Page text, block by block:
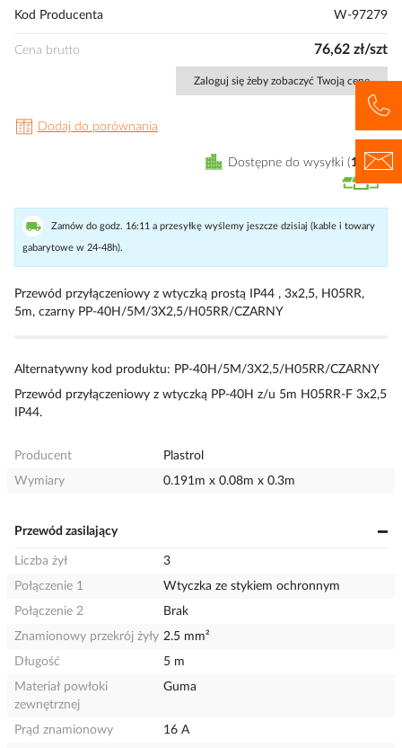
Kod Producenta
W-97279
Cena brutto 76,62 zł/szt
Zaloguj się żeby zobaczyć Twoją cenę
Dodaj do porównania
Dostępne do wysyłki 15 szt
Zamów do godz. 16:11 a przesyłkę wyślemy jeszcze dzisiaj (kable i towary
gabarytowe w 24-48h).
Przewód przyłączeniowy z wtyczką prostą IP44 , 3x2,5, H05RR,
5m, czarny PP-40H/5M/3X2,5/H05RR/CZARNY
Alternatywny kod produktu: PP-40H/5M/3X2,5/H05RR/CZARNY
Przewód przyłączeniowy z wtyczką PP-40H z/u 5m H05RR-F 3x2,5
IP44.
Producent
Plastrol
Wymiary
0.191m x 0.08m x 0.3m
Przewód zasilający
Liczba żył
3
Połączenie 1
Wtyczka ze stykiem ochronnym
Połączenie 2
Brak
Znamionowy przekrój żyły 2.5 mm²
Długość
5 m
Materiał powłoki
zewnętrznej
Guma
Prąd znamionowy
16 A